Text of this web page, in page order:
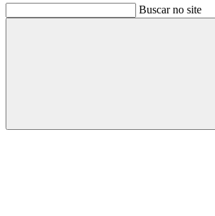
Buscar no site
Buscar